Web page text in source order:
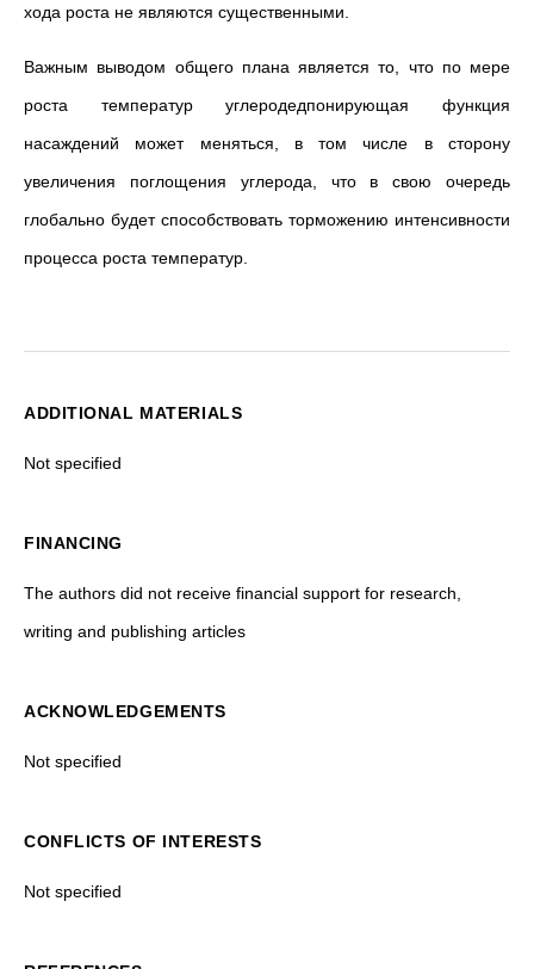
хода роста не являются существенными.
Важным выводом общего плана является то, что по мере
роста температур углеродедпонирующая функция
насаждений может меняться, в том числе в сторону
увеличения поглощения углерода, что в свою очередь
глобально будет способствовать торможению интенсивности
процесса роста температур.
ADDITIONAL MATERIALS
Not specified
FINANCING
The authors did not receive financial support for research,
writing and publishing articles
ACKNOWLEDGEMENTS
Not specified
CONFLICTS OF INTERESTS
Not specified